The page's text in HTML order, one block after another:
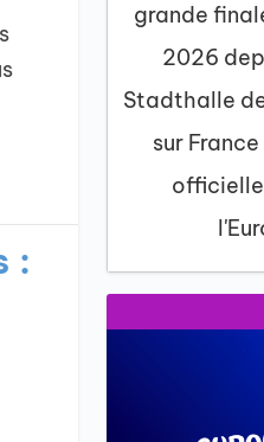
:
grande
2026
Stadthalle
sur